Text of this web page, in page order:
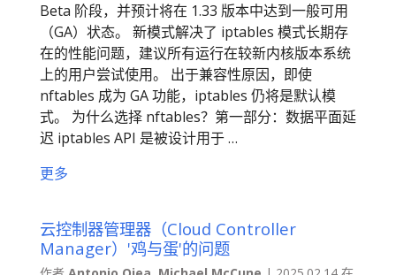
Beta 阶段，并预计将在 1.33 版本中达到一般可用
（GA）状态。 新模式解决了 iptables 模式长期存
在的性能问题，建议所有运行在较新内核版本系统
上的用户尝试使用。 出于兼容性原因，即使
nftables 成为 GA 功能，iptables 仍将是默认模
式。 为什么选择 nftables？第一部分：数据平面延
迟 iptables API 是被设计用于 …
更多
云控制器管理器（Cloud Controller
Manager）'鸡与蛋'的问题